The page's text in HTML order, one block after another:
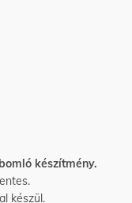
készítmény.
készül.